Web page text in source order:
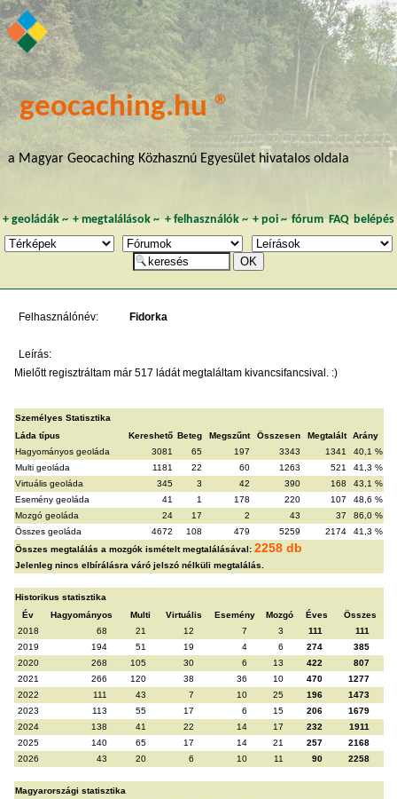
geocaching.hu ®
a Magyar Geocaching Közhasznú Egyesület hivatalos oldala
+ geoládák~ +megtalálások ~ + felhasználók~ + poi~ fórum FAQ belépés
Felhasználónév: Fidorka
Leírás:
Mielőtt regisztráltam már 517 ládát megtaláltam kivancsifancsival. :)
Személyes Statisztika
Láda típus
Kereshető Beteg Megszűnt Összesen Megtalált
Arány
Hagyományos geoláda
3081 65 197 3343 1341
40,1 %
Multi geoláda
1181 22 60 1263 521
41,3 %
Virtuális geoláda
345 3 42 390 168
43,1 %
Esemény geoláda
41 1 178 220 107
48,6 %
Mozgó geoláda
24 17 2 43 37
86,0 %
Összes geoláda
4672 108 479 5259 2174
41,3 %
Összes megtalálás a mozgók ismételt megtalálásával: 2258 db
Jelenleg nincs elbírálásra váró jelszó nélküli megtalálás.
Historikus statisztika
Év
Hagyományos Multi Virtuális Esemény Mozgó Éves
Összes
2018
68 21 12 7 3 111
111
2019
194 51 19 4 6 274
385
2020
268 105 30 6 13 422
807
2021
266 120 38 36 10 470
1277
2022
111 43 7 10 25 196
1473
2023
113 55 17 6 15 206
1679
2024
138 41 22 14 17 232
1911
2025
140 65 17 14 21 257
2168
2026
43 20 6 10 11 90 2258
Magyarországi statisztika